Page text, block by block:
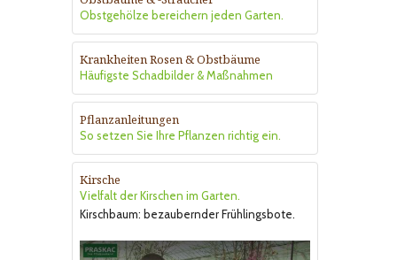
Obstgehölze bereichern jeden Garten.
Krankheiten Rosen & Obstbäume
Häufigste Schadbilder & Maßnahmen
Pflanzanleitungen
So setzen Sie Ihre Pflanzen richtig ein.
Kirsche
Vielfalt der Kirschen im Garten.
Kirschbaum: bezaubernder Frühlingsbote.